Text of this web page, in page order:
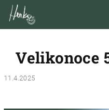
Přejít
obsah
Velikonoce
11.4.2025